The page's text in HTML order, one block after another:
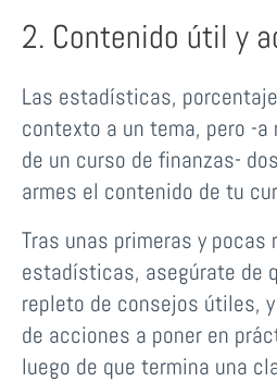
2. Contenido útil y
Las estadísticas,
contexto a un tema, pero -
de un curso de finanzas-
armes el contenido de tu
Tras unas primeras y pocas
estadísticas, asegúrate de
repleto de consejos útiles,
de acciones a poner en
luego de que termina una